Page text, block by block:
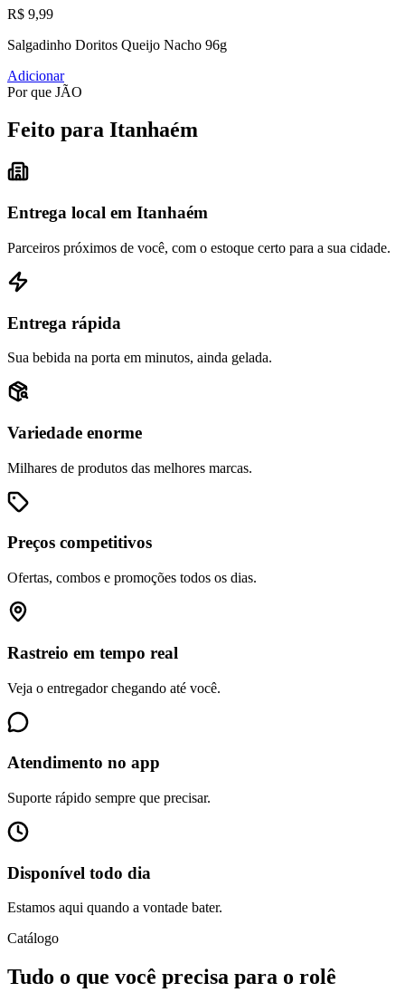
R$ 9,99
Salgadinho Doritos Queijo Nacho 96g
Adicionar
Por que JÃO
Feito para Itanhaém
Entrega local em Itanhaém
Parceiros próximos de você, com o estoque certo para a sua cidade.
Entrega rápida
Sua bebida na porta em minutos, ainda gelada.
Variedade enorme
Milhares de produtos das melhores marcas.
Preços competitivos
Ofertas, combos e promoções todos os dias.
Rastreio em tempo real
Veja o entregador chegando até você.
Atendimento no app
Suporte rápido sempre que precisar.
Disponível todo dia
Estamos aqui quando a vontade bater.
Catálogo
Tudo o que você precisa para o rolê